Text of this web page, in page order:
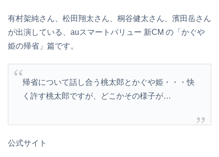
有村架純さん、松田翔太さん、桐谷健太さん、濱田岳さん
が出演している、auスマートバリュー 新CM の「かぐや
姫の帰省」篇です。
帰省について話し合う桃太郎とかぐや姫・・・快
く許す桃太郎ですが、どこかその様子が…
公式サイト